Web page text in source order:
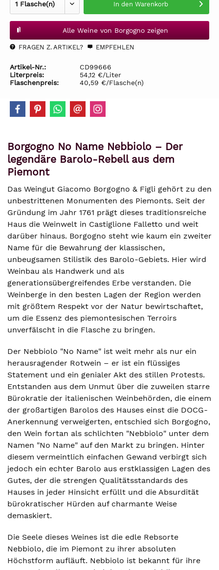
In den Warenkorb
Alle Weine von Borgogno zeigen
FRAGEN Z. ARTIKEL? EMPFEHLEN
Artikel-Nr.:
CD99666
Literpreis:
54,12 €/Liter
Flaschenpreis:
40,59 €/Flasche(n)
Borgogno No Name Nebbiolo – Der
legendäre Barolo-Rebell aus dem
Piemont
Das Weingut Giacomo Borgogno & Figli gehört zu den
unbestrittenen Monumenten des Piemonts. Seit der
Gründung im Jahr 1761 prägt dieses traditionsreiche
Haus die Weinwelt in Castiglione Falletto und weit
darüber hinaus. Borgogno steht wie kaum ein zweiter
Name für die Bewahrung der klassischen,
unbeugsamen Stilistik des Barolo-Gebiets. Hier wird
Weinbau als Handwerk und als
generationsübergreifendes Erbe verstanden. Die
Weinberge in den besten Lagen der Region werden
mit größtem Respekt vor der Natur bewirtschaftet,
um die Essenz des piemontesischen Terroirs
unverfälscht in die Flasche zu bringen.
Der Nebbiolo "No Name" ist weit mehr als nur ein
herausragender Rotwein – er ist ein flüssiges
Statement und ein genialer Akt des stillen Protests.
Entstanden aus dem Unmut über die zuweilen starre
Bürokratie der italienischen Weinbehörden, die einem
der großartigen Barolos des Hauses einst die DOCG-
Anerkennung verweigerten, entschied sich Borgogno,
den Wein fortan als schlichten "Nebbiolo" unter dem
Namen "No Name" auf den Markt zu bringen. Hinter
diesem vermeintlich einfachen Gewand verbirgt sich
jedoch ein echter Barolo aus erstklassigen Lagen des
Gutes, der die strengen Qualitätsstandards des
Hauses in jeder Hinsicht erfüllt und die Absurdität
bürokratischer Hürden auf charmante Weise
demaskiert.
Die Seele dieses Weines ist die edle Rebsorte
Nebbiolo, die im Piemont zu ihrer absoluten
Höchstform aufläuft. Nebbiolo ist bekannt für ihre